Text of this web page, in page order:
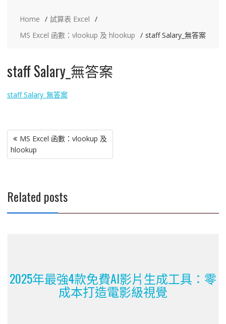
Home
試算表 Excel
MS Excel 函數：vlookup 及 hlookup
staff Salary_無答案
staff Salary_無答案
staff Salary_無答案
文
章
導
MS Excel 函數：vlookup 及
hlookup
Related posts
2025年最強4款免費AI影片生成工具：零
成本打造電影級視覺